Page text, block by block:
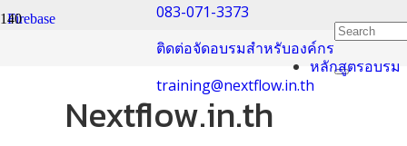
083-071-3373
ติดต่อจัดอบรมสำหรับองค์กร
training@nextflow.in.th
Nextflow.in.th
หลักสูตรอบรม
Firebase
Firebase +